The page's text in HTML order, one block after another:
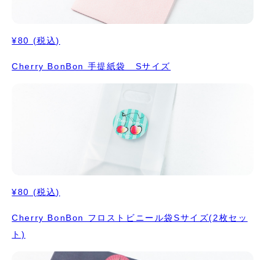
¥80 (税込)
Cherry BonBon 手提紙袋 Sサイズ
¥80 (税込)
Cherry BonBon フロストビニール袋Sサイズ(2枚セッ
ト)